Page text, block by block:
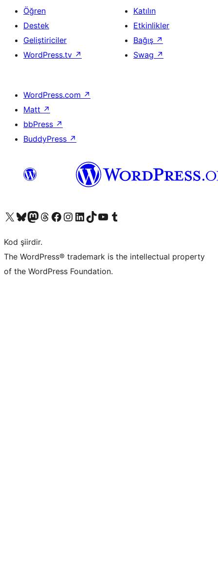
Öğren
Destek
Geliştiriciler
WordPress.tv ↗
Katılın
Etkinlikler
Bağış ↗
Swag ↗
WordPress.com ↗
Matt ↗
bbPress ↗
BuddyPress ↗
X (eski Twitter) hesabımıza bakın
Bluesky hesabımızı ziyaret edinMastodon hesabımızı ziyaret edinThreads hesabımızı ziyaret edinFacebook sayfamızı ziyaret edinInstagram hesabımızı ziyaret edinLinkedIn hesabımızı ziyaret edinTikTok hesabımızı ziyaret edinYouTube kanalımızı ziyaret edinTumblr hesabımızı ziyaret edin
Kod şiirdir.
The WordPress® trademark is the intellectual property
of the WordPress Foundation.